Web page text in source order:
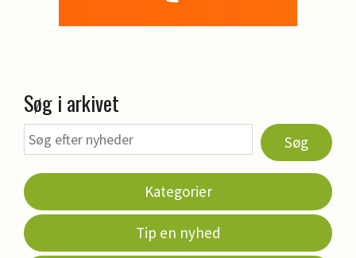
Søg i arkivet
Søg
Kategorier
Tip en nyhed